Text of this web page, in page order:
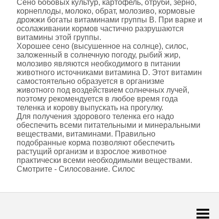
Сено бобовых культур, картофель, отруби, зерно,
корнеплоды, молоко, обрат, молозиво, кормовые
дрожжи богаты витаминами группы В. При варке и
осолаживании кормов частично разрушаются
витамины этой группы.
Хорошее сено (высушенное на солнце), силос,
заложенный в солнечную погоду, рыбий жир,
молозиво являются необходимого в питании
животного источниками витамина D. Этот витамин
самостоятельно образуется в организме
животного под воздействием солнечных лучей,
поэтому рекомендуется в любое время года
теленка и корову выпускать на прогулку.
Для получения здорового теленка его надо
обеспечить всеми питательными и минеральными
веществами, витаминами. Правильно
подобранные корма позволяют обеспечить
растущий организм и взрослое животное
практически всеми необходимыми веществами.
Смотрите - Силосование. Силос